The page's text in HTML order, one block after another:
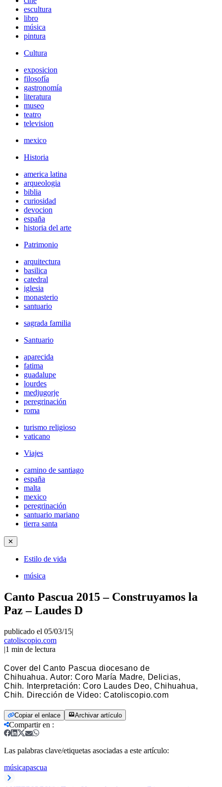
escultura
libro
música
pintura
Cultura
exposicion
filosofía
gastronomía
literatura
museo
teatro
television
mexico
Historia
america latina
arqueologia
biblia
curiosidad
devocion
españa
historia del arte
Patrimonio
arquitectura
basilica
catedral
iglesia
monasterio
santuario
sagrada familia
Santuario
aparecida
fatima
guadalupe
lourdes
medjugorje
peregrinación
roma
turismo religioso
vaticano
Viajes
camino de santiago
españa
malta
mexico
peregrinación
santuario mariano
tierra santa
✕
Estilo de vida
música
Canto Pascua 2015 – Construyamos la
Paz – Laudes D
publicado el 05/03/15|
catoliscopio.com
|1 min de lectura
Cover del Canto Pascua diocesano de
Chihuahua. Autor: Coro María Madre, Delicias,
Chih.
Interpretación: Coro Laudes Deo, Chihuahua,
Chih. Dirección de Video: Catoliscopio.com
Copiar el enlace Archivar artículo
Compartir en :
Las palabras clave/etiquetas asociadas a este artículo:
músicapascua